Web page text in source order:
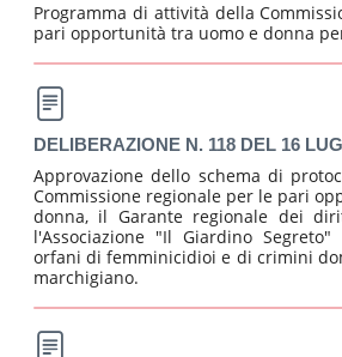
Programma di attività della
pari opportunità tra uomo e donna
DELIBERAZIONE N. 118 DEL 16
Approvazione dello schema di
Commissione regionale per le pari
donna, il Garante regionale dei
l'Associazione "Il Giardino
orfani di femminicidioi e di crimini
marchigiano.